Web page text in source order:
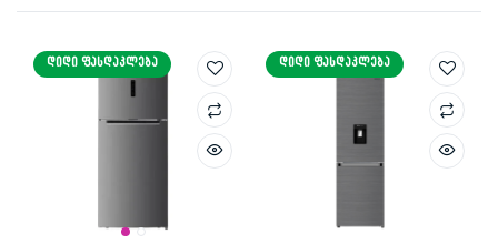
ᲓᲘᲓᲘ ᲤᲐᲡᲓᲐᲙᲚᲔᲑᲐ ᲓᲘᲓᲘ ᲤᲐᲡᲓᲐᲙᲚᲔᲑᲐ